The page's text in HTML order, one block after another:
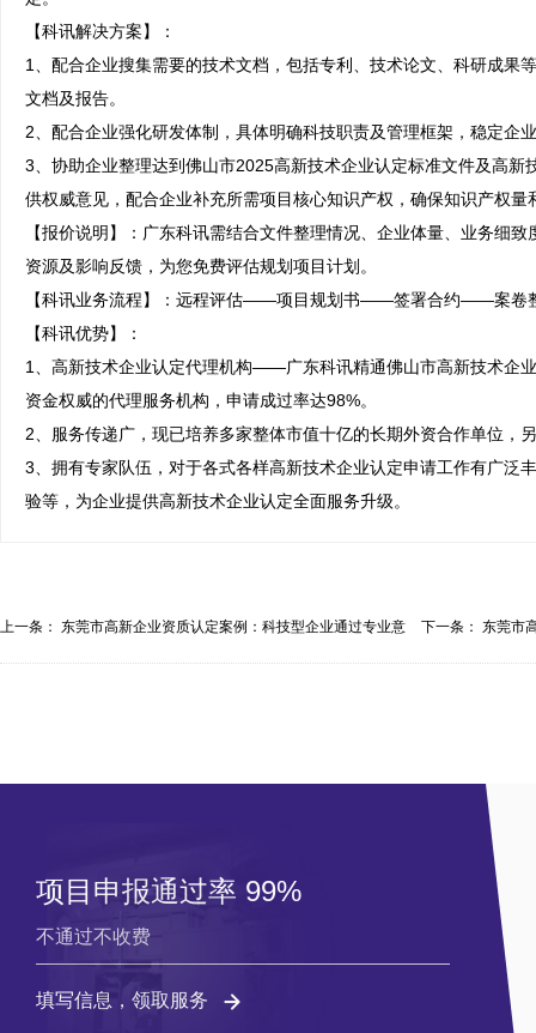
【科讯解决方案】：
1、配合企业搜集需要的技术文档，包括专利、技术论文、科研成果
文档及报告。
2、配合企业强化研发体制，具体明确科技职责及管理框架，稳定企
3、协助企业整理达到佛山市2025高新技术企业认定标准文件及高
供权威意见，配合企业补充所需项目核心知识产权，确保知识产权
【报价说明】：广东科讯需结合文件整理情况、企业体量、业务细
资源及影响反馈，为您免费评估规划项目计划。
【科讯业务流程】：远程评估——项目规划书——签署合约——案
【科讯优势】：
1、高新技术企业认定代理机构——广东科讯精通佛山市高新技术企
资金权威的代理服务机构，申请成过率达98%。
2、服务传递广，现已培养多家整体市值十亿的长期外资合作单位，
3、拥有专家队伍，对于各式各样高新技术企业认定申请工作有广泛
验等，为企业提供高新技术企业认定全面服务升级。
上一条： 东莞市高新企业资质认定案例：科技型企业通过专业意
下一条： 东莞市
项目申报通过率 99%
不通过不收费
填写信息，领取服务